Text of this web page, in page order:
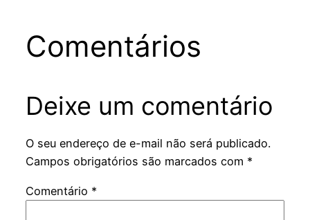
Comentários
Deixe um comentário
O seu endereço de e-mail não será publicado.
Campos obrigatórios são marcados com *
Comentário *